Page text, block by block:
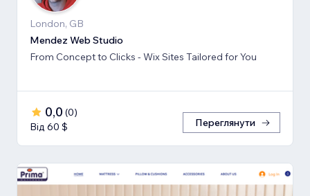
London, GB
Mendez Web Studio
From Concept to Clicks - Wix Sites Tailored for You
0,0 (0)
Від 60 $
Переглянути